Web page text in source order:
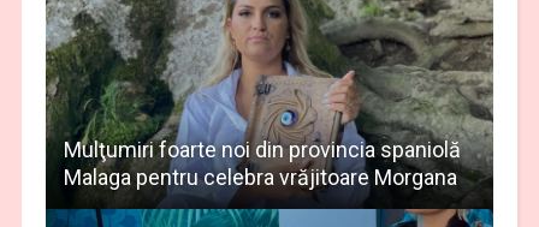
Mulţumiri foarte noi din provincia spaniolă
Malaga pentru celebra vrăjitoare Morgana